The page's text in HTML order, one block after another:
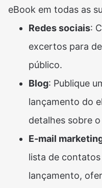
eBook em todas as
Redes sociais:
excertos para
público.
Blog: Publique
lançamento do
detalhes sobre
E-mail
lista de
lançamento,